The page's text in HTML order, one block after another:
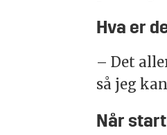
Hva er
– Det
så jeg
Når